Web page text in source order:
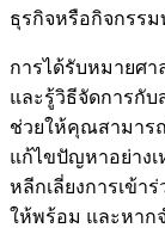
ธุรกิจหรือกิจกรร
การได้รับหมายศ
และรู้วิธีจัดการกั
ช่วยให้คุณสามาร
แก้ไขปัญหาอย่าง
หลีกเลี่ยงการเข้า
ให้พร้อม และหาก